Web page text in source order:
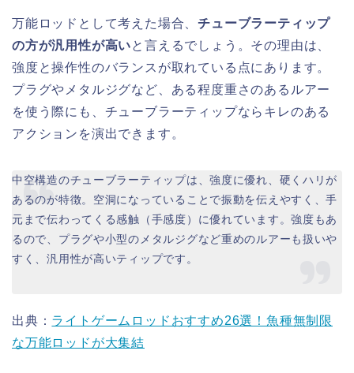
万能ロッドとして考えた場合、チューブラーティップ
の方が汎用性が高いと言えるでしょう。その理由は、
強度と操作性のバランスが取れている点にあります。
プラグやメタルジグなど、ある程度重さのあるルアー
を使う際にも、チューブラーティップならキレのある
アクションを演出できます。
中空構造のチューブラーティップは、強度に優れ、硬くハリが
あるのが特徴。空洞になっていることで振動を伝えやすく、手
元まで伝わってくる感触（手感度）に優れています。強度もあ
るので、プラグや小型のメタルジグなど重めのルアーも扱いや
すく、汎用性が高いティップです。
出典： ライトゲームロッドおすすめ26選！魚種無制限
な万能ロッドが大集結